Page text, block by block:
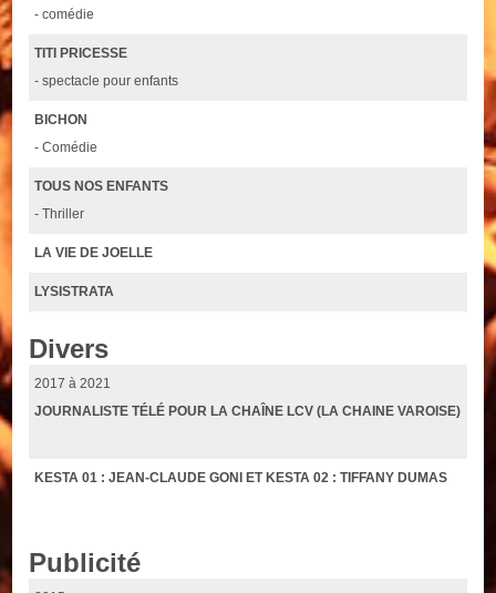
- comédie
TITI PRICESSE
- spectacle pour enfants
BICHON
- Comédie
TOUS NOS ENFANTS
- Thriller
LA VIE DE JOELLE
LYSISTRATA
Divers
2017 à 2021
JOURNALISTE TÉLÉ POUR LA CHAÎNE LCV (LA CHAINE VAROISE)
KESTA 01 : JEAN-CLAUDE GONI ET KESTA 02 : TIFFANY DUMAS
Publicité